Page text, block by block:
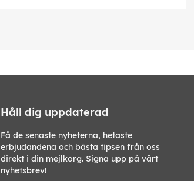
Håll dig uppdaterad
Få de senaste nyheterna, hetaste
erbjudandena och bästa tipsen från oss
direkt i din mejlkorg. Signa upp på vårt
nyhetsbrev!